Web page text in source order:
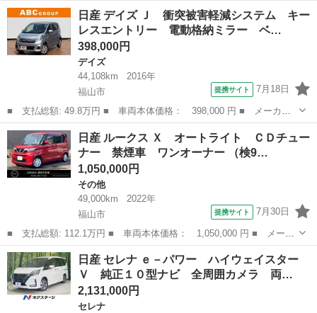
名： 日産 ■ 車種名： ジューク ■ グレード名： １５ＲＸ パ
ーソナライズパッケージ アイドリングストップ 純正フルセグＭナ
ビ バックガ...
広島 福山市 ジューク
日産 デイズ Ｊ 衝突被害軽減システム キー
レスエントリー 電動格納ミラー ベ…
398,000円
デイズ
44,108km
2016年
福山市
提携サイト 7月18日
■ 支払総額: 49.8万円 ■ 車両本体価格： 398,000 円 ■ メーカー
名： 日産 ■ 車種名： デイズ ■ グレード名： Ｊ 衝突被害軽
減システム キーレスエントリー 電動格納ミラー ベンチシート
ＣＶＴ ＡＢ...
広島 福山市 デイズ
日産 ルークス Ｘ オートライト ＣＤチュー
ナー 禁煙車 ワンオーナー （検9…
1,050,000円
その他
49,000km
2022年
福山市
提携サイト 7月30日
■ 支払総額: 112.1万円 ■ 車両本体価格： 1,050,000 円 ■ メーカ
ー名： 日産 ■ 車種名： ルークス ■ グレード名： Ｘ オート
ライト ＣＤチューナー 禁煙車 ワンオーナー ■ 排気量：
660cc...
広島 福山市 その他
日産 セレナ ｅ－パワー ハイウェイスター
Ｖ 純正１０型ナビ 全周囲カメラ 両…
2,131,000円
セレナ